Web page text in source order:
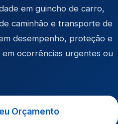
em guincho de carro,
caminhão e transporte de
desempenho, proteção e
ocorrências urgentes ou
Orçamento